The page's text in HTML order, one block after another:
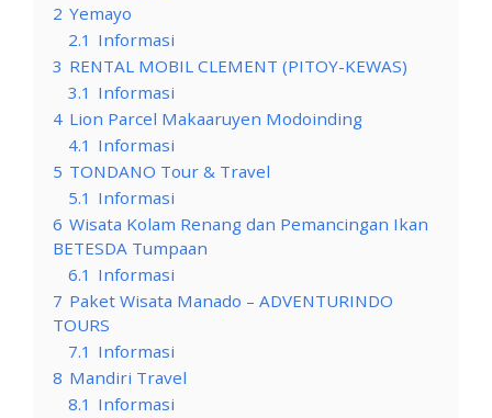
2 Yemayo
2.1 Informasi
3 RENTAL MOBIL CLEMENT (PITOY-KEWAS)
3.1 Informasi
4 Lion Parcel Makaaruyen Modoinding
4.1 Informasi
5 TONDANO Tour & Travel
5.1 Informasi
6 Wisata Kolam Renang dan Pemancingan Ikan
BETESDA Tumpaan
6.1 Informasi
7 Paket Wisata Manado – ADVENTURINDO
TOURS
7.1 Informasi
8 Mandiri Travel
8.1 Informasi